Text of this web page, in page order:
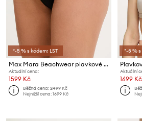
*-5 % s kódem: LST
Max Mara Beachwear plavkové kalhotky dámské SABINA
Aktuální cena:
1599 Kč
Běžná cena:2499 Kč
Nejnižší cena:1699 Kč
*-5 % s
Aktuální
1699 Kč